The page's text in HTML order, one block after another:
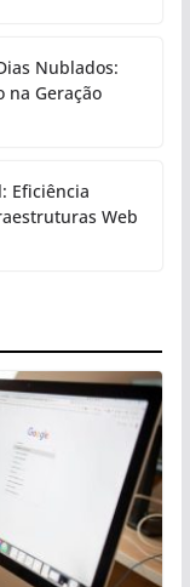
Nublados:
na Geração
Eficiência
Web